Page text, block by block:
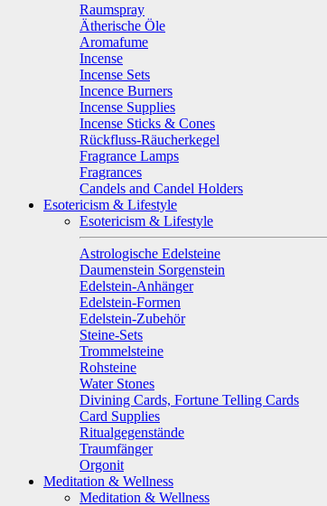
Raumspray
Ätherische Öle
Aromafume
Incense
Incense Sets
Incence Burners
Incense Supplies
Incense Sticks & Cones
Rückfluss-Räucherkegel
Fragrance Lamps
Fragrances
Candels and Candel Holders
Esotericism & Lifestyle
Esotericism & Lifestyle
Astrologische Edelsteine
Daumenstein Sorgenstein
Edelstein-Anhänger
Edelstein-Formen
Edelstein-Zubehör
Steine-Sets
Trommelsteine
Rohsteine
Water Stones
Divining Cards, Fortune Telling Cards
Card Supplies
Ritualgegenstände
Traumfänger
Orgonit
Meditation & Wellness
Meditation & Wellness